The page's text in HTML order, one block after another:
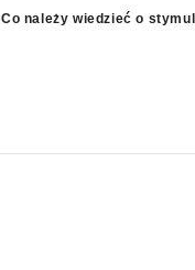
Co należy wiedzieć o